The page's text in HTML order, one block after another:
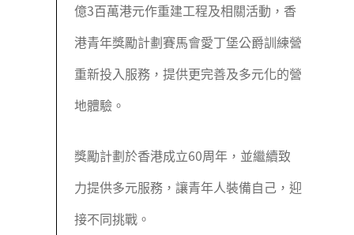
億3百萬港元作重建工程及相關活動，香
港青年獎勵計劃賽馬會愛丁堡公爵訓練營
重新投入服務，提供更完善及多元化的營
地體驗。
獎勵計劃於香港成立60周年，並繼續致
力提供多元服務，讓青年人裝備自己，迎
接不同挑戰。